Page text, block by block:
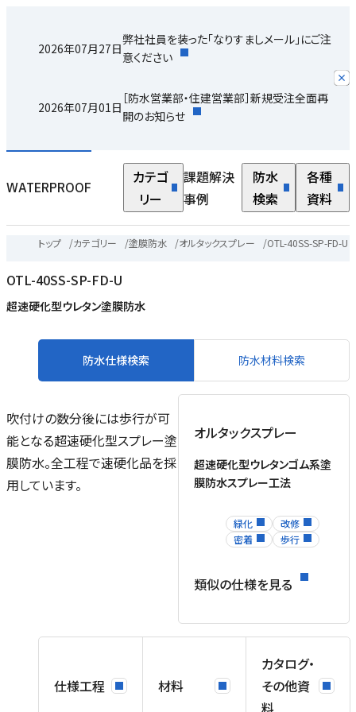
2026年07月27日
弊社社員を装った「なりすましメール」にご注
意ください
2026年07月01日
［防水営業部・住建営業部］新規受注全面再
開のお知らせ
WATERPROOF
カテゴ
リー
課題解決
事例
防水
検索
各種
資料
トップ /カテゴリー /塗膜防水 /オルタックスプレー /OTL-40SS-SP-FD-U
OTL-40SS-SP-FD-U
超速硬化型ウレタン塗膜防水
防水仕様検索 防水材料検索
吹付けの数分後には歩行が可
能となる超速硬化型スプレー塗
膜防水。全工程で速硬化品を採
用しています。
オルタックスプレー
超速硬化型ウレタンゴム系塗
膜防水スプレー工法
緑化
改修
密着
歩行
類似の仕様を見る
仕様工程 材料
カタログ・
その他資